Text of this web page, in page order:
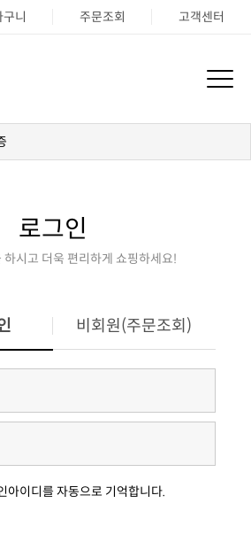
구니 주문조회 고객센터
로그인
하시고 더욱 편리하게 쇼핑하세요!
비회원(주문조회)
아이디를 자동으로 기억합니다.